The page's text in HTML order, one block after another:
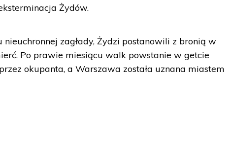
Żydów.
zagłady, Żydzi postanowili z bronią w
Po prawie miesiącu walk powstanie w getcie
okupanta, a Warszawa została uznana miastem